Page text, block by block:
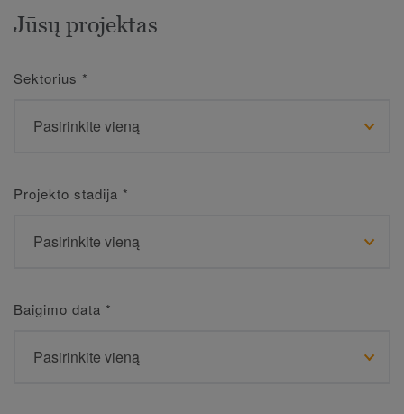
Jūsų projektas
Sektorius *
Projekto stadija *
Baigimo data *